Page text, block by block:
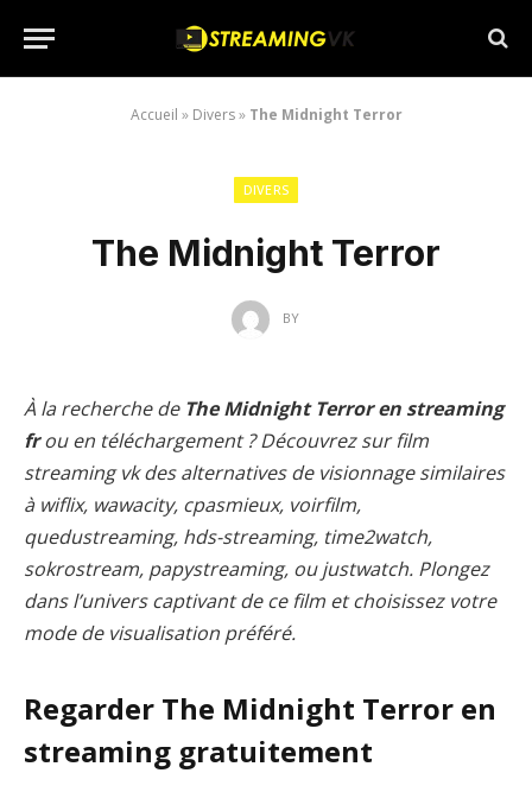
Accueil » Divers» The Midnight Terror
DIVERS
The Midnight Terror
BY
À la recherche de The Midnight Terror en streaming
frou en téléchargement ? Découvrez sur film
streaming vk des alternatives de visionnage similaires
à wiflix, wawacity, cpasmieux, voirfilm,
quedustreaming, hds-streaming, time2watch,
sokrostream, papystreaming, ou justwatch. Plongez
dans l’univers captivant de ce film et choisissez votre
mode de visualisation préféré.
Regarder The Midnight Terror en
streaming gratuitement